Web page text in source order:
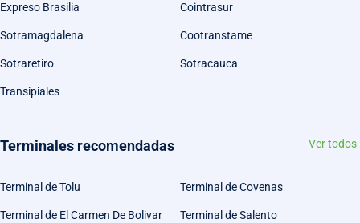
Expreso Brasilia Cointrasur
Sotramagdalena Cootranstame
Sotraretiro Sotracauca
Transipiales
Terminales recomendadas Ver todos
Terminal de Tolu Terminal de Covenas
Terminal de El Carmen De Bolivar Terminal de Salento